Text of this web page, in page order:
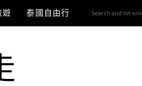
遊 泰國自由行